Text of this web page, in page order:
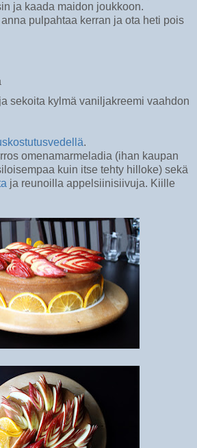
ja kaada maidon joukkoon.
pulpahtaa kerran ja ota heti pois
sekoita kylmä vaniljakreemi vaahdon
.
omenamarmeladia (ihan kaupan
kuin itse tehty hilloke) sekä
ja reunoilla appelsiinisiivuja. Kiille